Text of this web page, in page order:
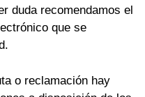
duda recomendamos el
que se
o reclamación hay